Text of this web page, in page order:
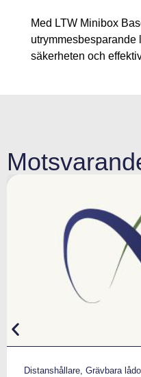
Med LTW Minibox
utrymmesbesparande
säkerheten och
Distanshållare, Grävbara